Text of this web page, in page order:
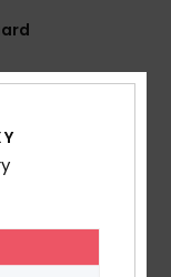
jerseystof van